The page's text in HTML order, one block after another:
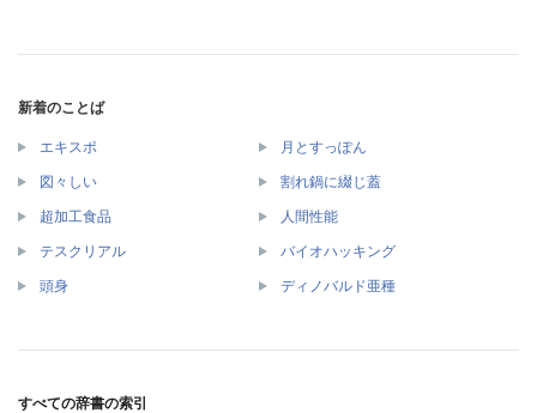
新着のことば
エキスポ 月とすっぽん
図々しい 割れ鍋に綴じ蓋
超加工食品 人間性能
テスクリアル バイオハッキング
頭身 ディノバルド亜種
すべての辞書の索引